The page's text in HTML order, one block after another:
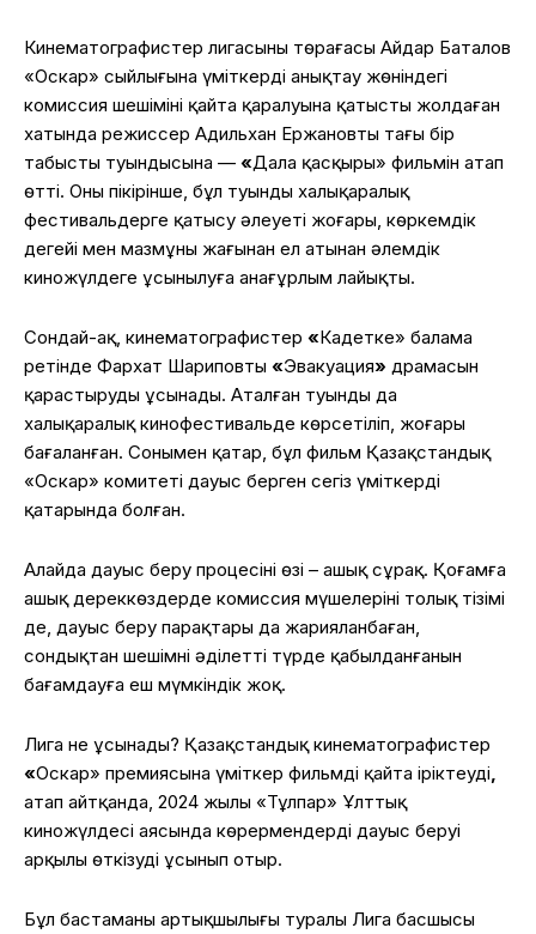
Кинематографистер лигасының төрағасы Айдар Баталов
«Оскар» сыйлығына үміткерді анықтау жөніндегі
комиссия шешімінің қайта қаралуына қатысты жолдаған
хатында режиссер Адильхан Ержановтың тағы бір
табысты туындысына — «Дала қасқыры» фильмін атап
өтті. Оның пікірінше, бұл туынды халықаралық
фестивальдерге қатысу әлеуеті жоғары, көркемдік
деңгейі мен мазмұны жағынан ел атынан әлемдік
киножүлдеге ұсынылуға анағұрлым лайықты.
Сондай-ақ, кинематографистер «Кадетке» балама
ретінде Фархат Шариповтың «Эвакуация» драмасын
қарастыруды ұсынады. Аталған туынды да
халықаралық кинофестивальде көрсетіліп, жоғары
бағаланған. Сонымен қатар, бұл фильм Қазақстандық
«Оскар» комитеті дауыс берген сегіз үміткердің
қатарында болған.
Алайда дауыс беру процесінің өзі – ашық сұрақ. Қоғамға
ашық дереккөздерде комиссия мүшелерінің толық тізімі
де, дауыс беру парақтары да жарияланбаған,
сондықтан шешімнің әділетті түрде қабылданғанын
бағамдауға еш мүмкіндік жоқ.
Лига не ұсынады? Қазақстандық кинематографистер
«Оскар» премиясына үміткер фильмді қайта іріктеуді
атап айтқанда, 2024 жылы «Тұлпар» Ұлттық
киножүлдесі аясында көрермендердің дауыс беруі
арқылы өткізуді ұсынып отыр.
Бұл бастаманың артықшылығы туралы Лига басшысы